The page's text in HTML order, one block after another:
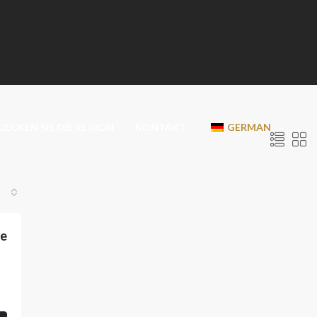
GERMAN